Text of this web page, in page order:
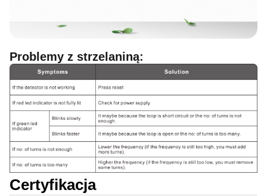
Problemy z strzelaniną:
Certyfikacja